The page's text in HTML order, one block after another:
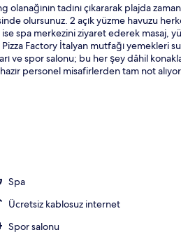
tadını çıkararak plajda
olursunuz. 2 açık yüzme havuzu
spa merkezini ziyaret ederek masaj,
Factory İtalyan mutfağı yemekleri
ve spor salonu; bu her şey dâhil
personel misafirlerden tam not
Spa
Ücretsiz kablosuz internet
Spor salonu